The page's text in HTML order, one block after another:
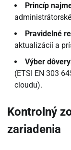
Princíp
Pravidelné
aktualizácií a
Výber
(ETSI EN 303
cloudu).
Kontrolný
zariadenia